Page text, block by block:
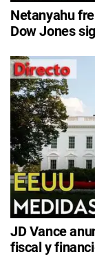
Netanyahu
Dow Jones
JD Vance
fiscal y